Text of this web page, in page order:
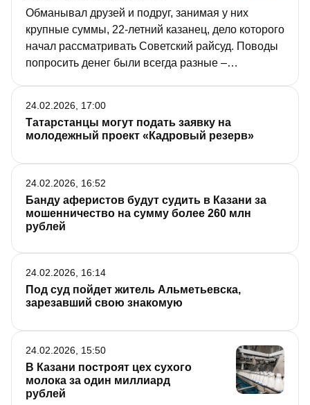
Обманывал друзей и подруг, занимая у них
крупные суммы, 22-летний казанец, дело которого
начал рассматривать Советский райсуд. Поводы
попросить денег были всегда разные –
результат один и тот же – долги парень не
отдавал.
Татарстанцы могут подать заявку на
молодежный проект «Кадровый резерв»
24.02.2026, 17:00
Банду аферистов будут судить в Казани за
мошенничество на сумму более 260 млн
рублей
24.02.2026, 16:52
Под суд пойдет житель Альметьевска,
зарезавший свою знакомую
24.02.2026, 16:14
В Казани построят цех сухого
молока за один миллиард
рублей
24.02.2026, 15:50